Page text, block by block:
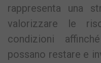
rappresenta una
valorizzare le
condizioni
possano restare e